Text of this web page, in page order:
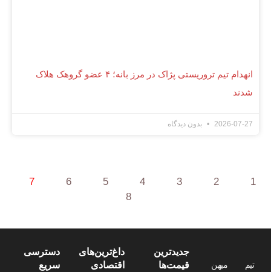
انهدام تیم تروریستی پژاک در مرز بانه؛ ۴ عضو گروهک هلاک
شدند
2026-07-27 بدون دیدگاه
1
2
3
4
5
6
7
8
تیم میهن
جدیدترین
قیمت‌ها
داغ‌ترین‌های
اقتصادی
دسترسی
سریع